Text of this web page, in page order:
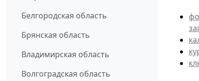
Белгородская область
Брянская область
Владимирская область
Волгоградская область